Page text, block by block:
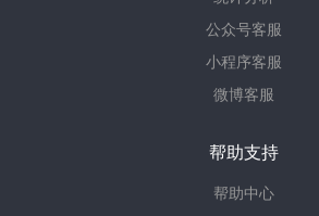
公众号客服
小程序客服
微博客服
帮助支持
帮助中心